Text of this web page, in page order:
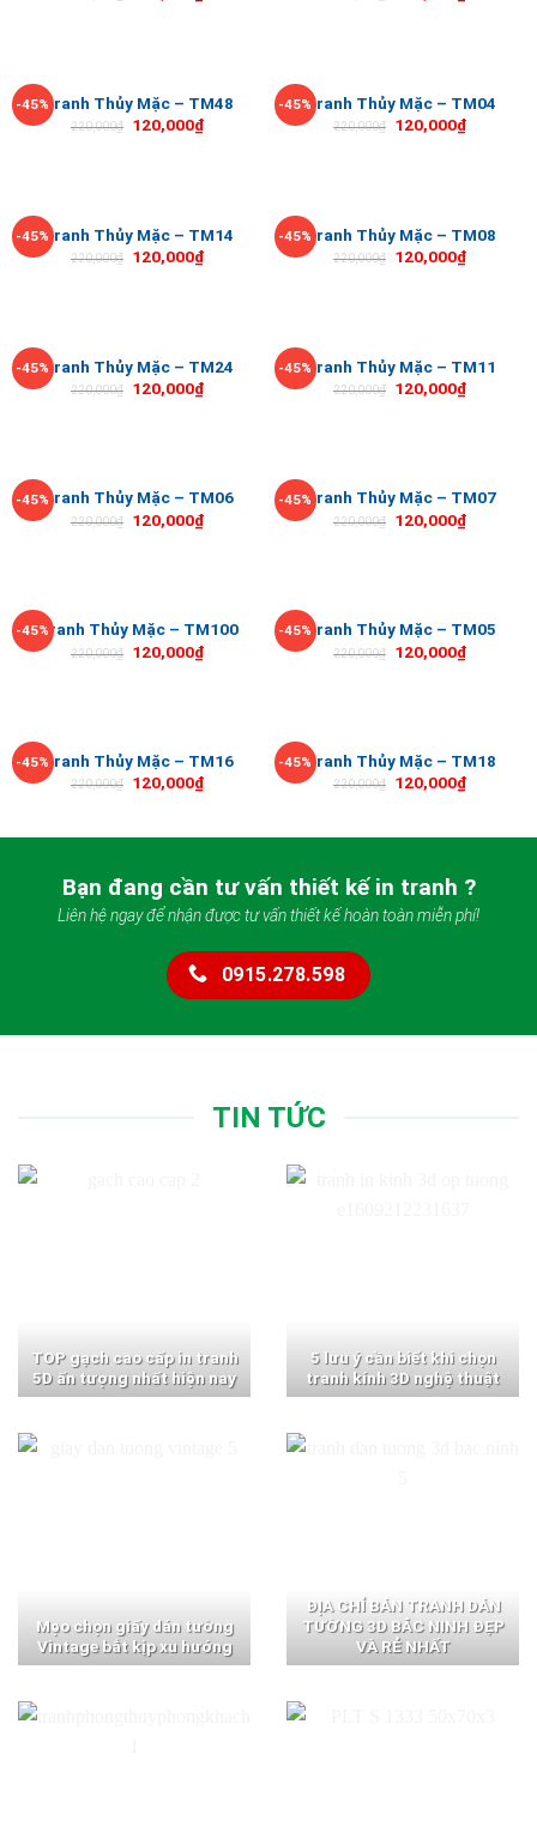
-45%Tranh Thủy Mặc – TM48
220,000₫ 120,000₫
-45%Tranh Thủy Mặc – TM04
220,000₫ 120,000₫
-45%Tranh Thủy Mặc – TM14
220,000₫ 120,000₫
-45%Tranh Thủy Mặc – TM08
220,000₫ 120,000₫
-45%Tranh Thủy Mặc – TM24
220,000₫ 120,000₫
-45%Tranh Thủy Mặc – TM11
220,000₫ 120,000₫
-45%Tranh Thủy Mặc – TM06
220,000₫ 120,000₫
-45%Tranh Thủy Mặc – TM07
220,000₫ 120,000₫
-45%Tranh Thủy Mặc – TM100
220,000₫ 120,000₫
-45%Tranh Thủy Mặc – TM05
220,000₫ 120,000₫
-45%Tranh Thủy Mặc – TM16
220,000₫ 120,000₫
-45%Tranh Thủy Mặc – TM18
220,000₫ 120,000₫
Bạn đang cần tư vấn thiết kế in tranh ?
Liên hệ ngay để nhận được tư vấn thiết kế hoàn toàn miễn phí!
0915.278.598
TIN TỨC
TOP gạch cao cấp in tranh
5D ấn tượng nhất hiện nay
5 lưu ý cần biết khi chọn
tranh kính 3D nghệ thuật
Mẹo chọn giấy dán tường
Vintage bắt kịp xu hướng
ĐỊA CHỈ BÁN TRANH DÁN
TƯỜNG 3D BẮC NINH ĐẸP
VÀ RẺ NHẤT